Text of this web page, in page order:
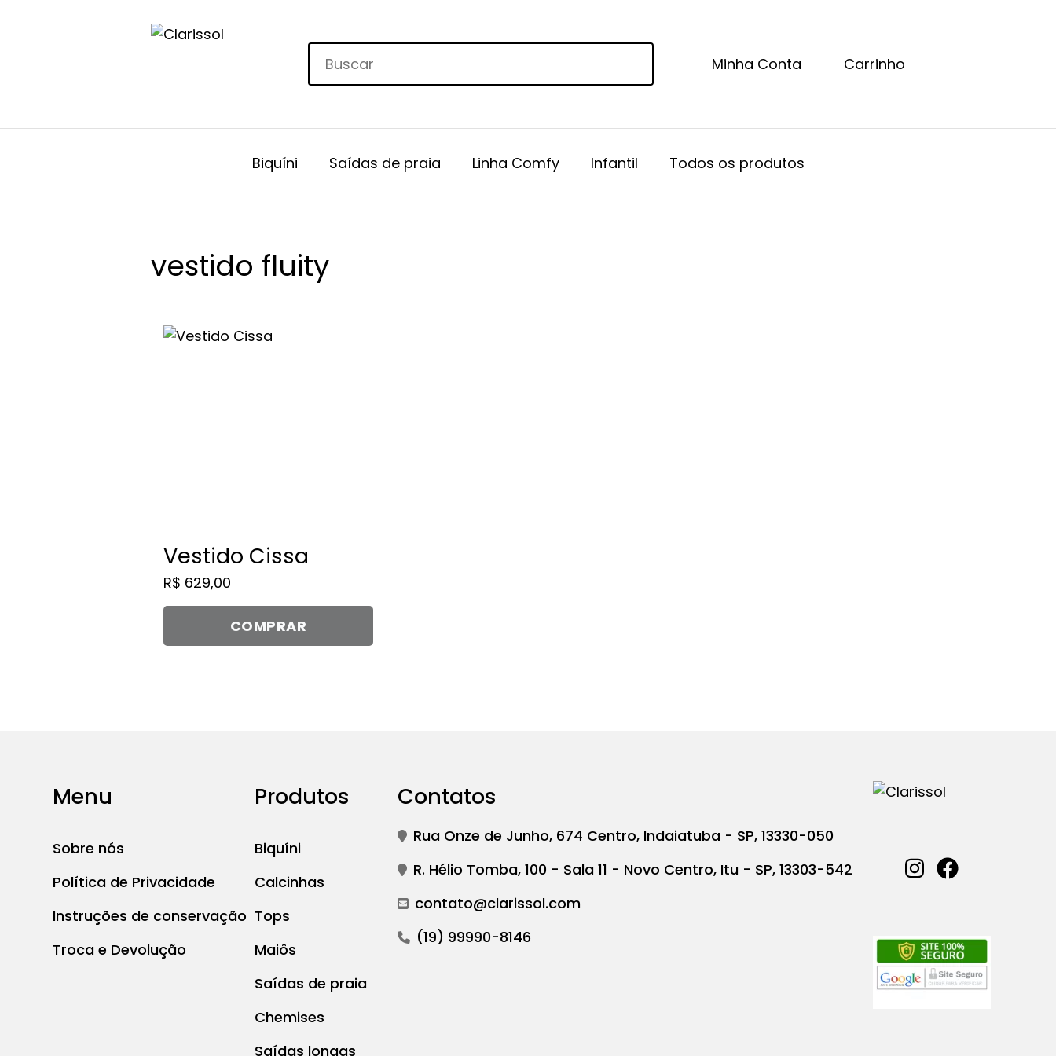
Minha Conta Carrinho
Biquíni Saídas de praia Linha Comfy Infantil Todos os produtos
vestido fluity
Vestido Cissa
R$ 629,00
COMPRAR
Este
na
página
do
produto
Menu
Sobre nós
Política de Privacidade
Instruções de conservação
Troca e Devolução
Produtos
Biquíni
Calcinhas
Tops
Maiôs
Saídas de praia
Chemises
Saídas longas
Contatos
Rua Onze de Junho, 674 Centro, Indaiatuba - SP, 13330-050
R. Hélio Tomba, 100 - Sala 11 - Novo Centro, Itu - SP, 13303-542
contato@clarissol.com
(19) 99990-8146